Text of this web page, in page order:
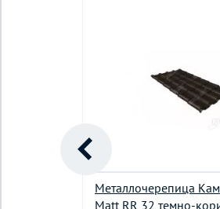
Металлочерепица
Matt RR 32 темно-